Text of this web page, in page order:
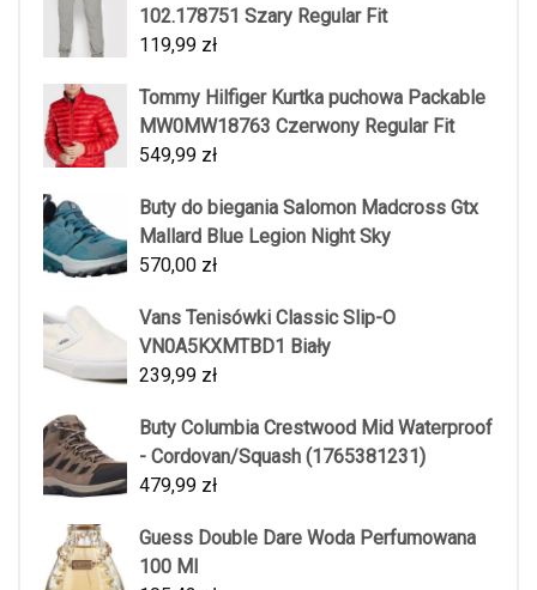
102.178751 Szary Regular Fit
119,99 zł
Tommy Hilfiger Kurtka puchowa Packable
MW0MW18763 Czerwony Regular Fit
549,99 zł
Buty do biegania Salomon Madcross Gtx
Mallard Blue Legion Night Sky
570,00 zł
Vans Tenisówki Classic Slip-O
VN0A5KXMTBD1 Biały
239,99 zł
Buty Columbia Crestwood Mid Waterproof
- Cordovan/Squash (1765381231)
479,99 zł
Guess Double Dare Woda Perfumowana
100 Ml